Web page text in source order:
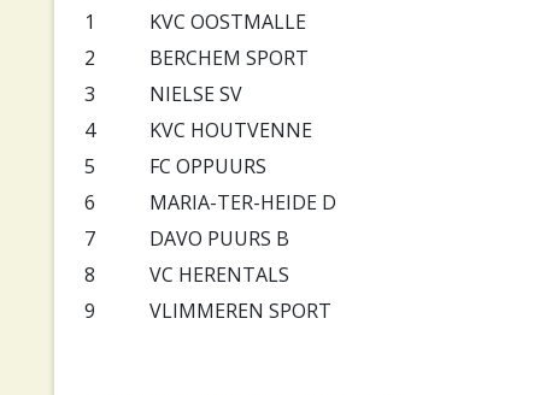
1
KVC OOSTMALLE
2
BERCHEM SPORT
3
NIELSE SV
4
KVC HOUTVENNE
5
FC OPPUURS
6
MARIA-TER-HEIDE D
7
DAVO PUURS B
8
VC HERENTALS
9
VLIMMEREN SPORT